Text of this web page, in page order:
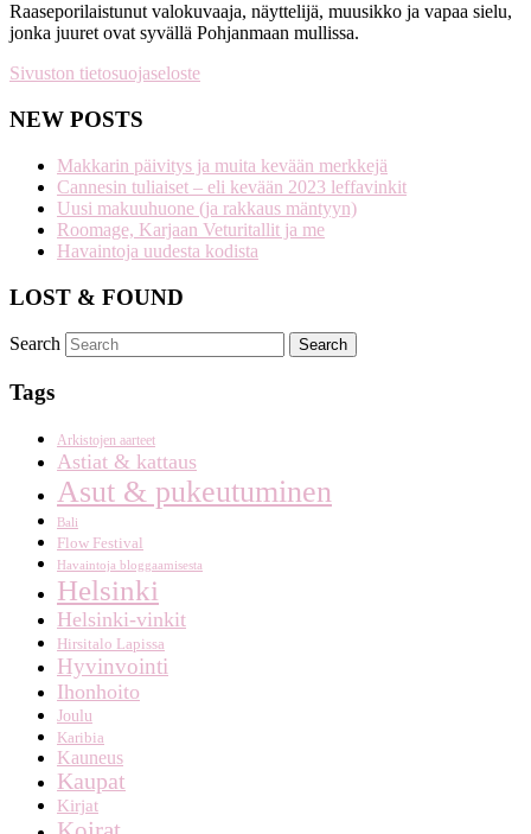
Raaseporilaistunut valokuvaaja, näyttelijä, muusikko ja vapaa sielu,
jonka juuret ovat syvällä Pohjanmaan mullissa.
Sivuston tietosuojaseloste
NEW POSTS
Makkarin päivitys ja muita kevään merkkejä
Cannesin tuliaiset – eli kevään 2023 leffavinkit
Uusi makuuhuone (ja rakkaus mäntyyn)
Roomage, Karjaan Veturitallit ja me
Havaintoja uudesta kodista
LOST & FOUND
Search
Tags
Arkistojen aarteet
Astiat & kattaus
Asut & pukeutuminen
Bali
Flow Festival
Havaintoja bloggaamisesta
Helsinki
Helsinki-vinkit
Hirsitalo Lapissa
Hyvinvointi
Ihonhoito
Joulu
Karibia
Kauneus
Kaupat
Kirjat